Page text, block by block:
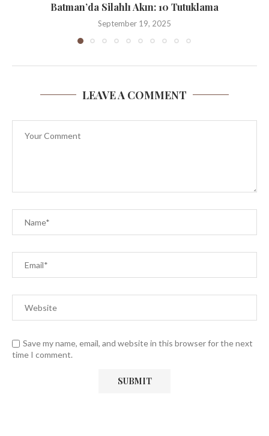
Batman’da Silahlı Akın: 10 Tutuklama
September 19, 2025
LEAVE A COMMENT
Save my name, email, and website in this browser for the next
time I comment.